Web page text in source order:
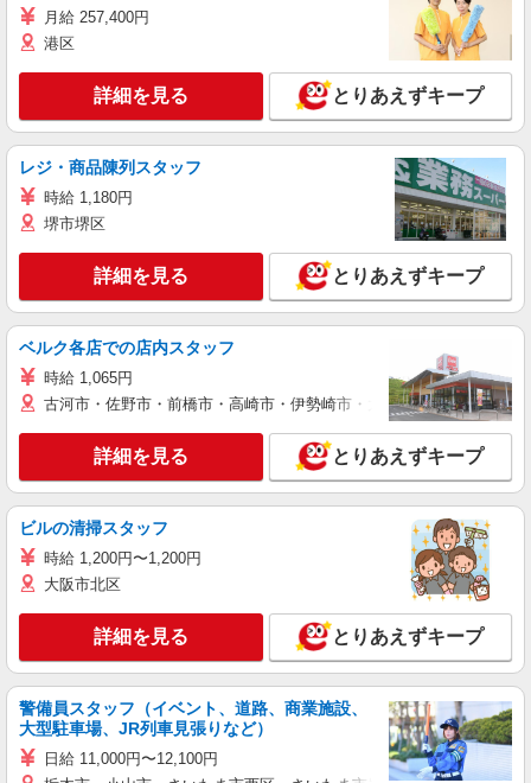
月給 257,400円
港区
詳細を見る とりあえずキープ
レジ・商品陳列スタッフ
時給 1,180円
堺市堺区
詳細を見る とりあえずキープ
ベルク各店での店内スタッフ
時給 1,065円
古河市・佐野市・前橋市・高崎市・伊勢崎市・太田市・館林市・藤
詳細を見る とりあえずキープ
ビルの清掃スタッフ
時給 1,200円〜1,200円
大阪市北区
詳細を見る とりあえずキープ
警備員スタッフ（イベント、道路、商業施設、
大型駐車場、JR列車見張りなど）
日給 11,000円〜12,100円